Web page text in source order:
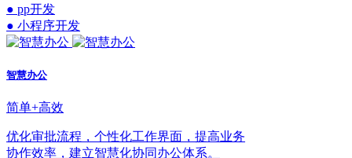
● pp开发
● 小程序开发
智慧办公
简单+高效
优化审批流程，个性化工作界面，提高业务
协作效率，建立智慧化协同办公体系。